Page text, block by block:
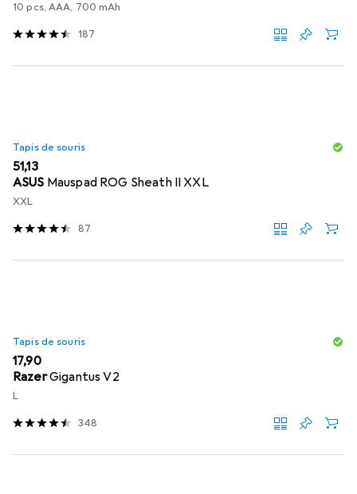
10 pcs, AAA, 700 mAh
187
Tapis de souris
EUR
51,13
ASUS Mauspad ROG Sheath II XXL
XXL
87
Tapis de souris
EUR
17,90
RazerGigantus V2
L
348